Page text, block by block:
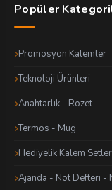
Popüler
Promosyon Kalemler
Teknoloji Ürünleri
Anahtarlık - Rozet
Termos - Mug
Hediyelik Kalem
Ajanda - Not Defteri -